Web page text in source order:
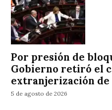
Por presión de
Gobierno retiró el
extranjerización
5 de agosto de 2026